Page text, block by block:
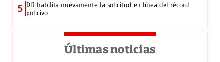
5 DIJ habilita nuevamente la solicitud en línea del récord
policivo
Últimas noticias